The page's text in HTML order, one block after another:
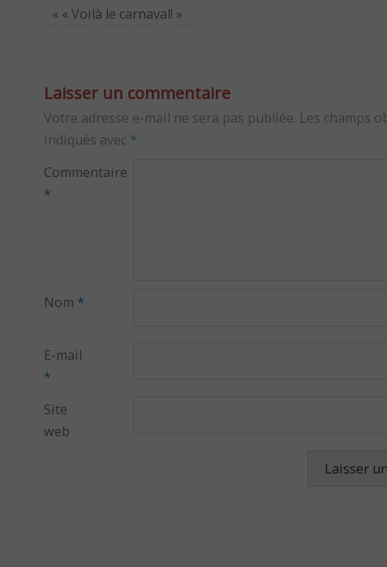
« « Voilà le carnaval! »
Laisser un commentaire
Votre adresse e-mail ne sera pas publiée. Les champs
indiqués avec *
Commentaire
*
Nom *
E-mail
*
Site
web